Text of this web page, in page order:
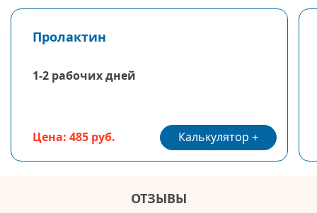
Пролактин
1-2 рабочих дней
Цена: 485 руб. Калькулятор
ОТЗЫВЫ